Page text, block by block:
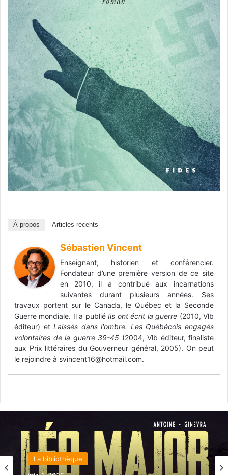
À propos Articles récents
Sébastien Vincent
Enseignant, historien et conférencier.
Fondateur d’une première version de ce site
en 2010, il a contribué aux incarnations
suivantes durant plusieurs années. Ses
travaux portent sur le Canada, le Québec et la Seconde
Guerre mondiale. Il a publiéIls ont écrit la guerre (2010, Vlb
éditeur) etLaissés dans l'ombre. Les Québécois engagés
volontaires de la guerre 39-45 (2004, Vlb éditeur, finaliste
aux Prix littéraires du Gouverneur général, 2005). On peut
le rejoindre à svincent16@hotmail.com.
Actualité